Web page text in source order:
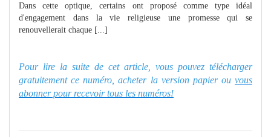
Dans cette optique, certains ont proposé comme type idéal
d'engagement dans la vie religieuse une promesse qui se
renouvellerait chaque [...]
Pour lire la suite de cet article, vous pouvez télécharger
gratuitement ce numéro, acheter la version papier ou vous
abonner pour recevoir tous les numéros!